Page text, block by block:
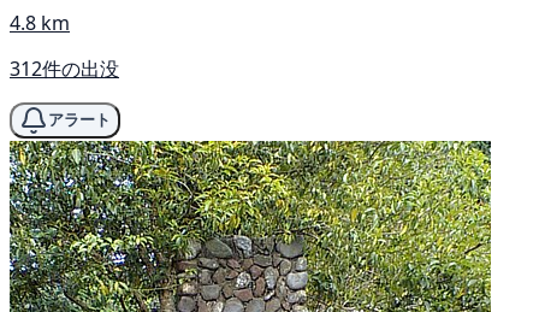
4.8 km
312件の出没
アラート